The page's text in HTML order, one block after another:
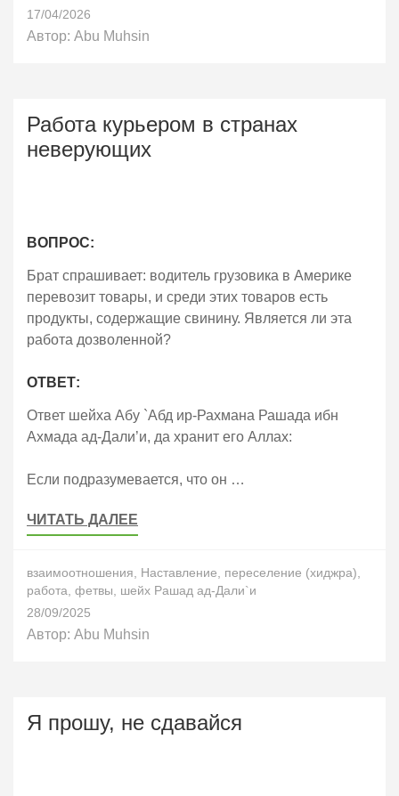
17/04/2026
Автор: Abu Muhsin
Работа курьером в странах
неверующих
ВОПРОС:
Брат спрашивает: водитель грузовика в Америке
перевозит товары, и среди этих товаров есть
продукты, содержащие свинину. Является ли эта
работа дозволенной?
ОТВЕТ:
Ответ шейха Абу `Абд ир-Рахмана Рашада ибн
Ахмада ад-Дали’и, да хранит его Аллах:
Если подразумевается, что он …
ЧИТАТЬ ДАЛЕЕ
взаимоотношения Наставление переселение (хиджра)
работа фетвы
шейх Рашад ад-Дали`и
28/09/2025
Автор: Abu Muhsin
Я прошу, не сдавайся